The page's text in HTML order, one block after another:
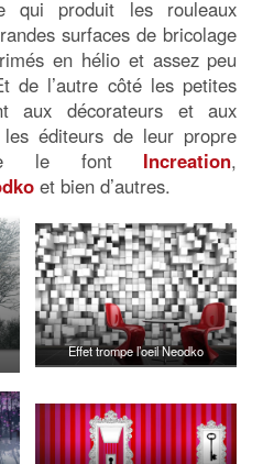
qui produit les rouleaux
surfaces de bricolage
en hélio et assez peu
de l’autre côté les petites
aux décorateurs et aux
éditeurs de leur propre
le font Increation,
et bien d’autres.
Effet trompe l’oeil Neodko